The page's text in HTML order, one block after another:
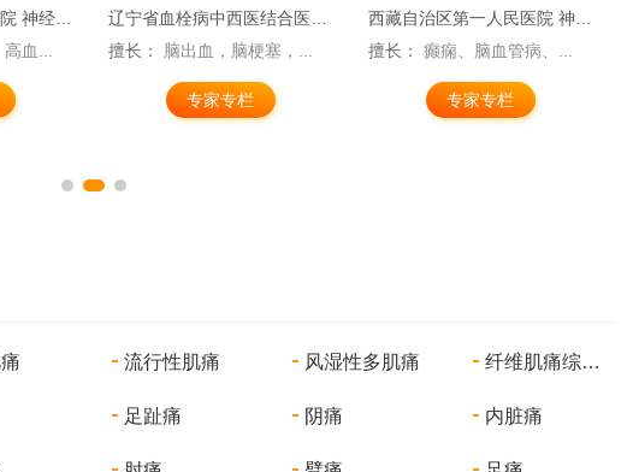
血...
擅长：
脑出血，脑梗塞，...
专家专栏
擅长：
癫痫、脑血管病、...
专家专栏
流行性肌痛 风湿性多肌痛 纤维肌痛综合征
足趾痛 阴痛 内脏痛